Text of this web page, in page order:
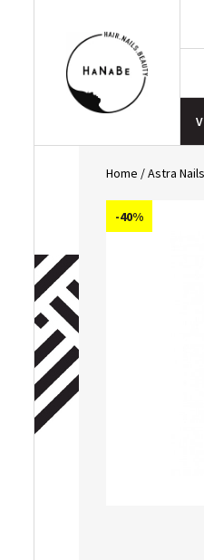
Home /Astra
-40%